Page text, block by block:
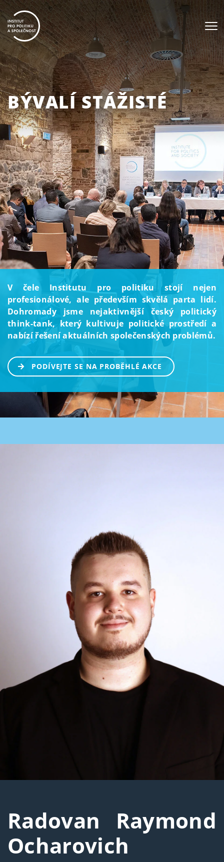
BÝVALÍ STÁŽISTÉ
V čele Institutu pro politiku stojí nejen
profesionálové, ale především skvělá parta lidí.
Dohromady jsme nejaktivnější český politický
think-tank, který kultivuje politické prostředí a
nabízí řešení aktuálních společenských problémů.
PODÍVEJTE SE NA PROBĚHLÉ AKCE
Radovan Raymond
Ocharovich